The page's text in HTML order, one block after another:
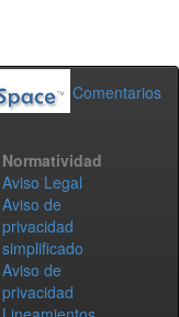
Comentarios
Normatividad
Aviso Legal
Aviso de
privacidad
simplificado
Aviso de
privacidad